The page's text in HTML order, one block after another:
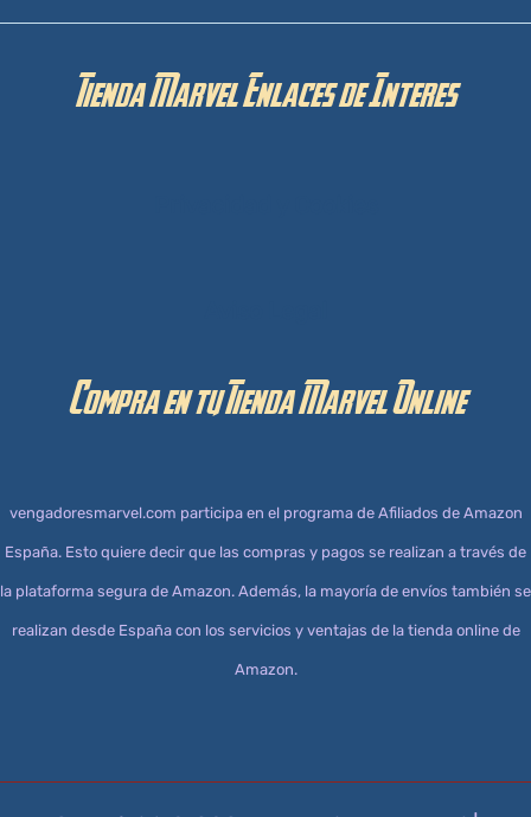
Tienda Marvel Enlaces de Interes
Compra en tu Tienda Marvel Online
vengadoresmarvel.com participa en el programa de Afiliados de Amazon
España. Esto quiere decir que las compras y pagos se realizan a través de
la plataforma segura de Amazon. Además, la mayoría de envíos también se
realizan desde España con los servicios y ventajas de la tienda online de
Amazon.